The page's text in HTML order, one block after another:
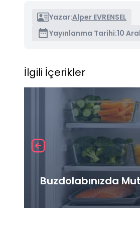
Yazar:Alper EVRENSEL
Yayınlanma Tarihi:10
İlgili İçerikler
Buzdolabınızda